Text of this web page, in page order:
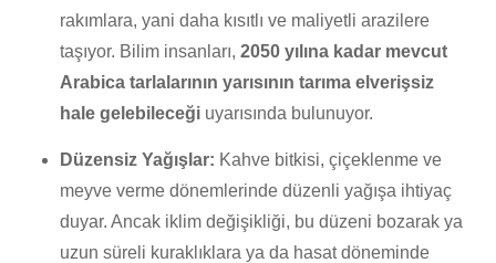
rakımlara, yani daha kısıtlı ve maliyetli arazilere
taşıyor. Bilim insanları, 2050 yılına kadar mevcut
Arabica tarlalarının yarısının tarıma elverişsiz
hale gelebileceğiuyarısında bulunuyor.
Düzensiz Yağışlar: Kahve bitkisi, çiçeklenme ve
meyve verme dönemlerinde düzenli yağışa ihtiyaç
duyar. Ancak iklim değişikliği, bu düzeni bozarak ya
uzun süreli kuraklıklara ya da hasat döneminde